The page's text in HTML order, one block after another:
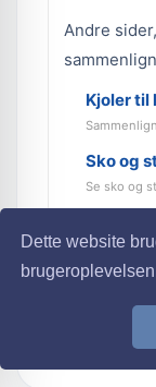
Dette website
Andre
Kjoler til
Sko og
Se sko og
Se
Reelle
Tilbud